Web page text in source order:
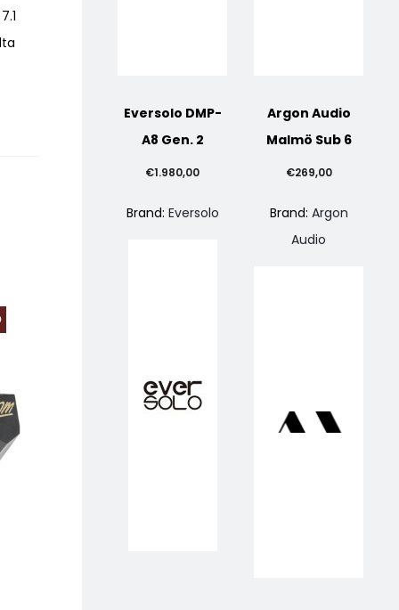
Eversolo DMP-
A8 Gen. 2
€1.980,00
Brand: Eversolo
Argon Audio
Malmö Sub 6
€269,00
Brand: Argon
Audio